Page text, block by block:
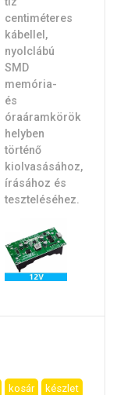
kosár
készlet